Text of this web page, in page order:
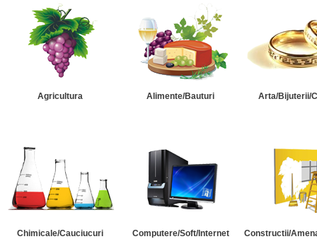
Agricultura Alimente/Bauturi Arta/Bijuterii/
Chimicale/Cauciucuri Computere/Soft/Internet Constructii/